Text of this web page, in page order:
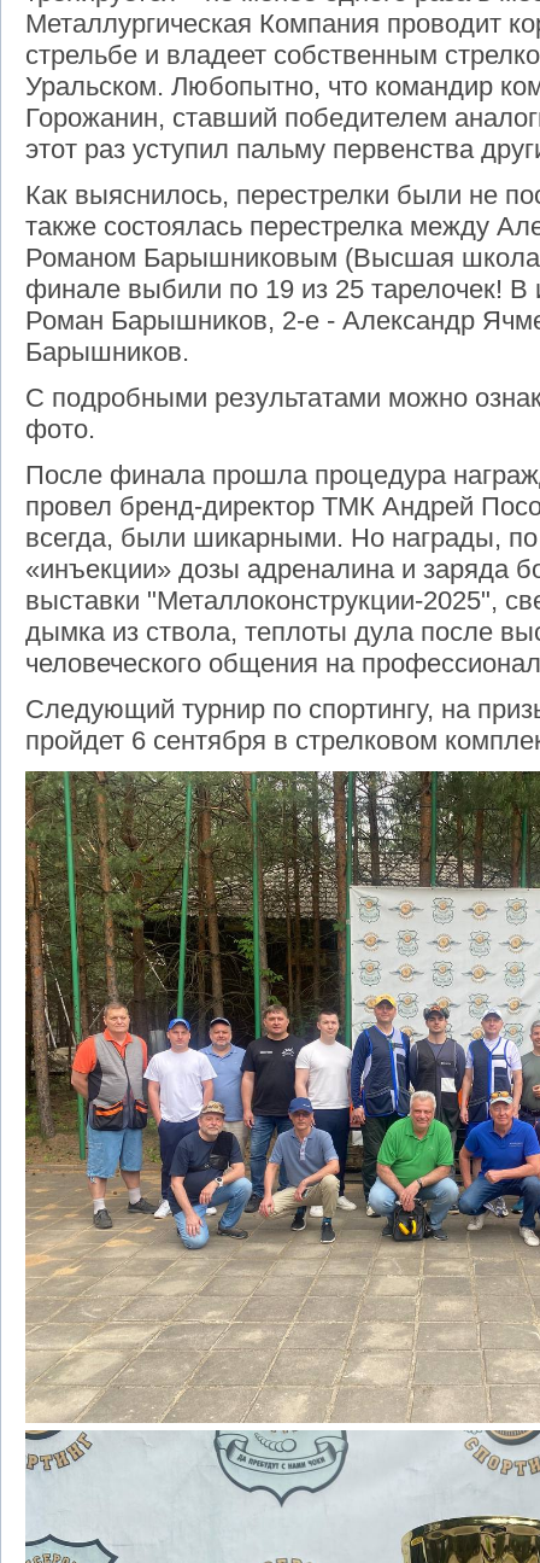
Металлургическая Компания проводит
стрельбе и владеет собственным
Уральском. Любопытно, что командир
Горожанин, ставший победителем
этот раз уступил пальму первенства
Как выяснилось, перестрелки были не
также состоялась перестрелка между
Романом Барышниковым (Высшая школа
финале выбили по 19 из 25 тарелочек! В
Роман Барышников, 2-е - Александр
Барышников.
С подробными результатами можно
фото.
После финала прошла процедура
провел бренд-директор ТМК Андрей
всегда, были шикарными. Но награды,
«инъекции» дозы адреналина и заряда
выставки "Металлоконструкции-2025",
дымка из ствола, теплоты дула после
человеческого общения на
Следующий турнир по спортингу, на
пройдет 6 сентября в стрелковом